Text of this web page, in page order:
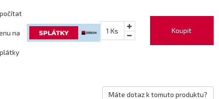
Koupit
1 Ks
na
Máte dotaz k tomuto produktu?